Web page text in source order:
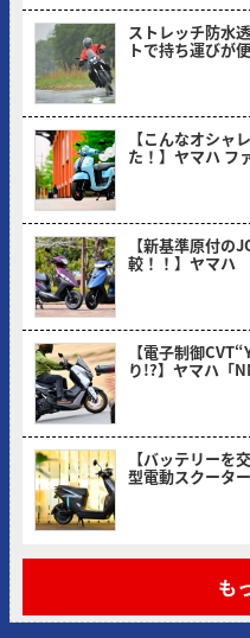
ストレッチ防水
トで持ち運びが
【こんなオシャ
た！】ヤマハ フ
【新基準原付の
較！！】ヤマハ
【電子制御
り!?】ヤマハ「
【バッテリーを
型電動スクータ
も